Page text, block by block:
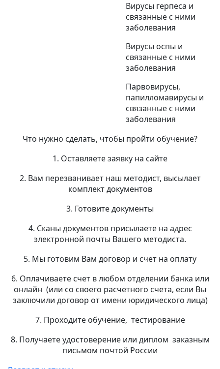
Вирусы герпеса и
связанные с ними
заболевания
Вирусы оспы и
связанные с ними
заболевания
Парвовирусы,
папилломавирусы и
связанные с ними
заболевания
Что нужно сделать, чтобы пройти обучение?
1. Оставляете заявку на сайте
2. Вам перезванивает наш методист, высылает
комплект документов
3. Готовите документы
4. Сканы документов присылаете на адрес
электронной почты Вашего методиста.
5. Мы готовим Вам договор и счет на оплату
6. Оплачиваете счет в любом отделении банка или
онлайн (или со своего расчетного счета, если Вы
заключили договор от имени юридического лица)
7. Проходите обучение, тестирование
8. Получаете удостоверение или диплом заказным
письмом почтой России